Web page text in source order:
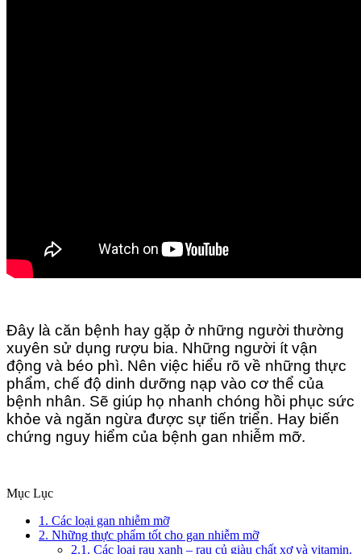
Đây là căn bệnh hay gặp ở những người thường
xuyên sử dụng rượu bia. Những người ít vận
động và béo phì. Nên việc hiểu rõ về những thực
phẩm, chế độ dinh dưỡng nạp vào cơ thể của
bệnh nhân. Sẽ giúp họ nhanh chóng hồi phục sức
khỏe và ngăn ngừa được sự tiến triển. Hay biến
chứng nguy hiểm của bệnh gan nhiễm mỡ.
Mục Lục
1. Các loại gan nhiễm mỡ
2. Những thực phẩm tốt cho gan nhiễm mỡ
2.1. Các loại rau xanh – rau củ giàu chất xơ và vitamin.